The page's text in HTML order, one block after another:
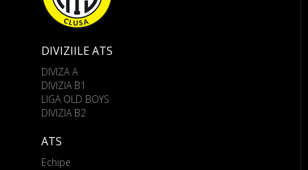
DIVIZIILE ATS
DIVIZA A
DIVIZIA B1
LIGA OLD BOYS
DIVIZIA B2
ATS
Echipe